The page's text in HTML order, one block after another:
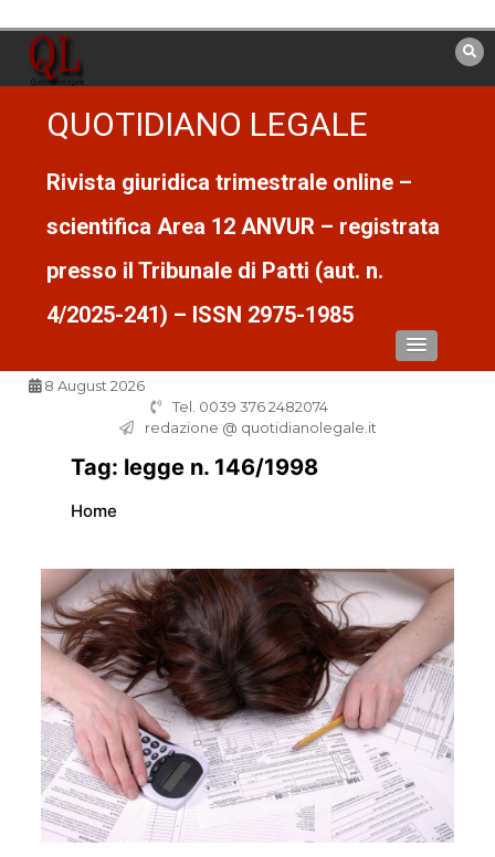
contenuto
QUOTIDIANO LEGALE
Rivista giuridica trimestrale online –
scientifica Area 12 ANVUR – registrata
presso il Tribunale di Patti (aut. n.
4/2025-241) – ISSN 2975-1985
8 August 2026
Tel. 0039 376 2482074
redazione @ quotidianolegale.it
Tag: legge n. 146/1998
Home